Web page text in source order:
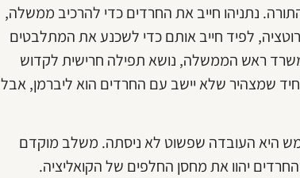
נתניהו חייב את החרדים כדי להרכיב ממשלה,
לפיד חייב אותם כדי לשכנע את המתלבטים
ראש הממשלה, נושא תפילה חרישית לקדוש
שמצהיר שלא יישב עם החרדים הוא ליברמן, אבל
היא העובדה שפשוט לא ניסתה. משלב מוקדם
יהוו את מחסן החלפים של הקואליציה.